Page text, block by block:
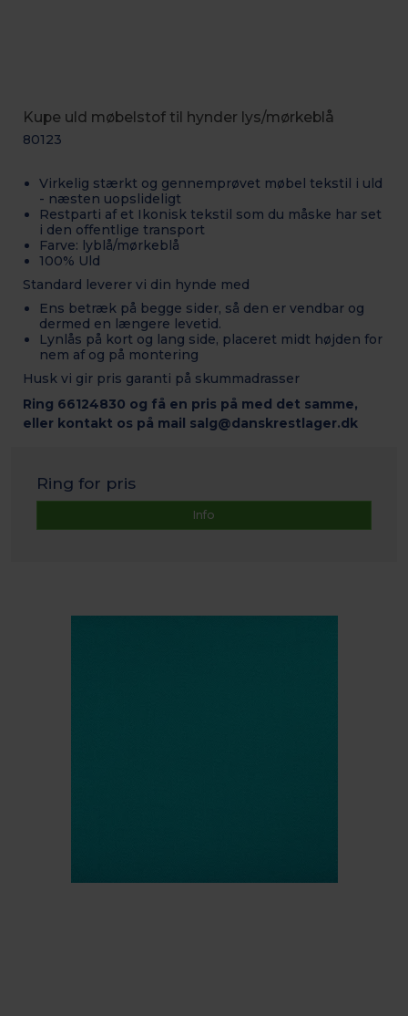
Kupe uld møbelstof til hynder lys/mørkeblå
80123
Virkelig stærkt og gennemprøvet møbel tekstil i uld
- næsten uopslideligt
Restparti af et Ikonisk tekstil som du måske har set
i den offentlige transport
Farve: lyblå/mørkeblå
100% Uld
Standard leverer vi din hynde med
Ens betræk på begge sider, så den er vendbar og
dermed en længere levetid.
Lynlås på kort og lang side, placeret midt højden for
nem af og på montering
Husk vi gir pris garanti på skummadrasser
Ring 66124830 og få en pris på med det samme,
eller kontakt os på mail salg@danskrestlager.dk
Ring for pris
Info